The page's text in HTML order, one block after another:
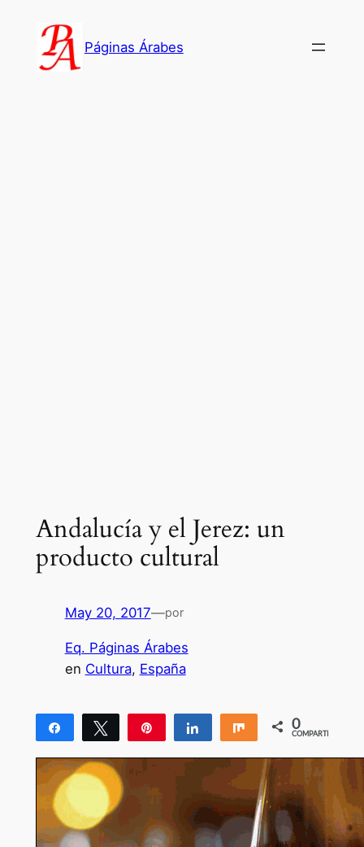
contenido
Páginas Árabes
Andalucía y el Jerez: un
producto cultural
May 20, 2017—por
Eq. Páginas Árabes
en Cultura, España
Compartir Twittear Compartir Compartir
0
COMPARTIR